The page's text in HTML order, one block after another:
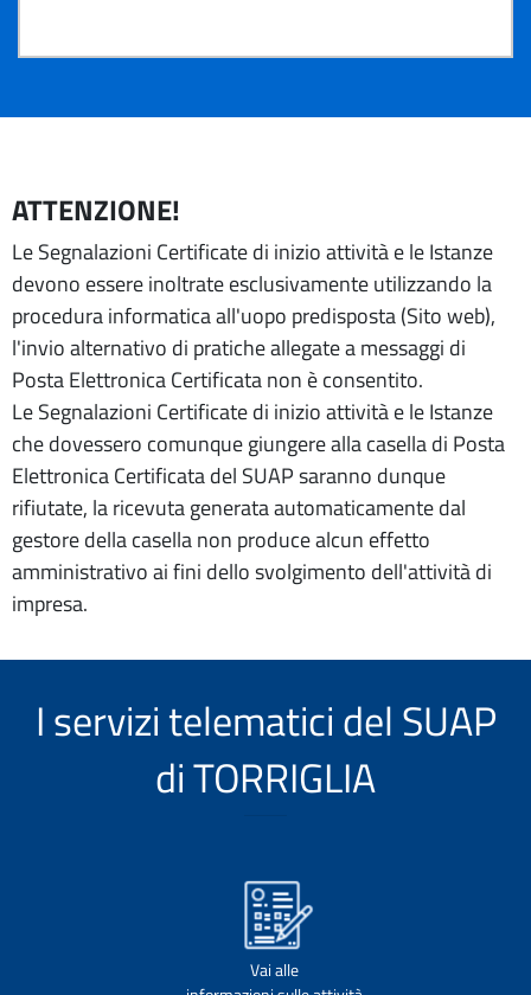
ATTENZIONE!
Le Segnalazioni Certificate di inizio attività e le Istanze
devono essere inoltrate esclusivamente utilizzando la
procedura informatica all'uopo predisposta (Sito web),
l'invio alternativo di pratiche allegate a messaggi di
Posta Elettronica Certificata non è consentito.
Le Segnalazioni Certificate di inizio attività e le Istanze
che dovessero comunque giungere alla casella di Posta
Elettronica Certificata del SUAP saranno dunque
rifiutate, la ricevuta generata automaticamente dal
gestore della casella non produce alcun effetto
amministrativo ai fini dello svolgimento dell'attività di
impresa.
I servizi telematici del SUAP
di TORRIGLIA
Vai alle